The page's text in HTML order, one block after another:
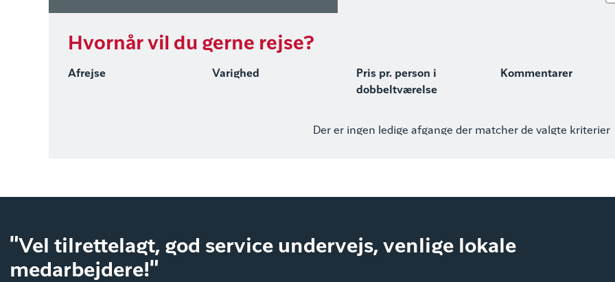
Hvornår vil du gerne rejse?
Afrejse Varighed
Pris pr. person i
dobbeltværelse
Kommentarer
Der er ingen ledige afgange der matcher de valgte kriterier
"Vel tilrettelagt, god service undervejs, venlige lokale
medarbejdere!"